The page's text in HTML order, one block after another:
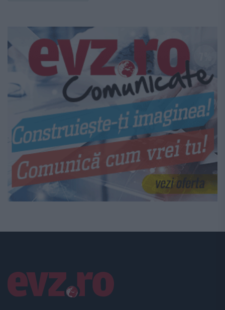
Linkuri utile